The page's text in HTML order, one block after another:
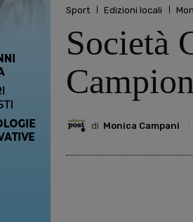
Sport Edizioni locali
Società
di Monica Campani